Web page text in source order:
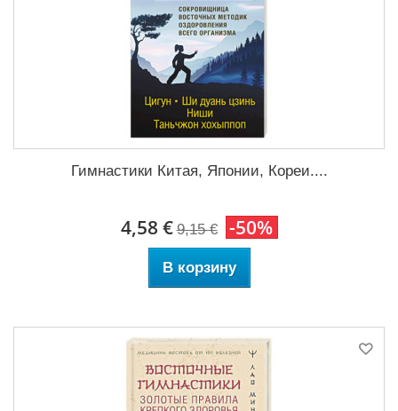
Гимнастики Китая, Японии, Кореи....
4,58 € 9,15 € -50%
В корзину